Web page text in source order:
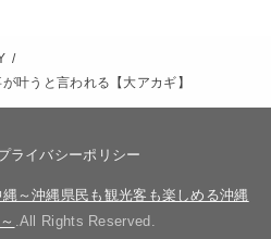
叶うと言われる【大アカギ】
ライバシーポリシー
縄～沖縄県民も観光客も楽しめる沖縄
.All Rights Reserved.